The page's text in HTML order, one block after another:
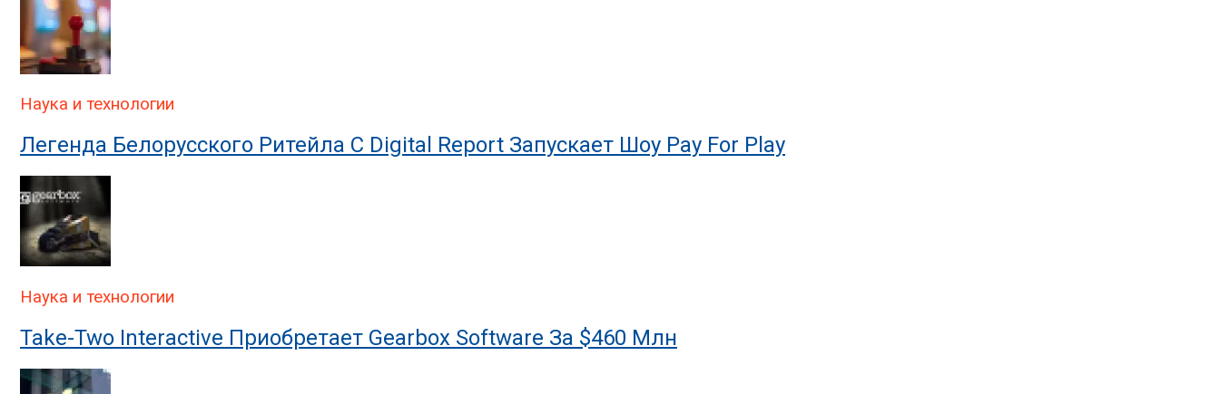
Наука и технологии
Легенда Белорусского Ритейла C Digital Report Запускает Шоу Pay For Play
Наука и технологии
Take-Two Interactive Приобретает Gearbox Software За $460 Млн